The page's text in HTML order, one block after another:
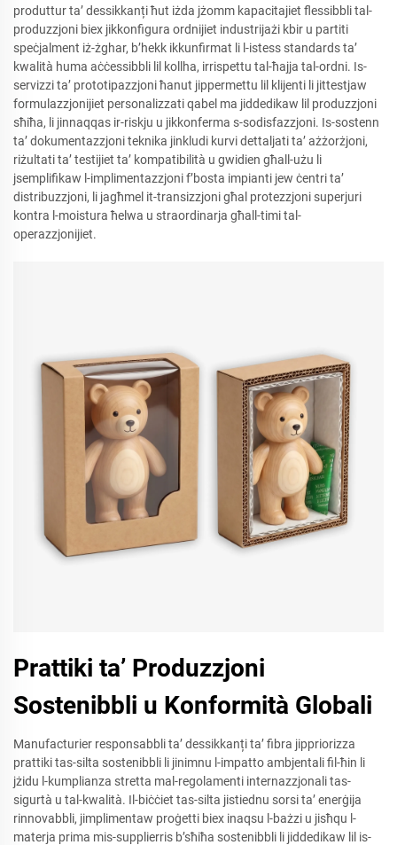
produttur ta’ dessikkanți ħut iżda jżomm kapacitajiet flessibbli tal-
produzzjoni biex jikkonfigura ordnijiet industrijażi kbir u partiti
speċjalment iż-żghar, b’hekk ikkunfirmat li l-istess standards ta’
kwalità huma aċċessibbli lil kollha, irrispettu tal-ħajja tal-ordni. Is-
servizzi ta’ prototipazzjoni ħanut jippermettu lil klijenti li jittestjaw
formulazzjonijiet personalizzati qabel ma jiddedikaw lil produzzjoni
sħiħa, li jinnaqqas ir-riskju u jikkonferma s-sodisfazzjoni. Is-sostenn
ta’ dokumentazzjoni teknika jinkludi kurvi dettaljati ta’ ażżorżjoni,
riżultati ta’ testijiet ta’ kompatibilità u gwidien għall-użu li
jsemplifikaw l-implimentazzjoni f’bosta impianti jew ċentri ta’
distribuzzjoni, li jagħmel it-transizzjoni għal protezzjoni superjuri
kontra l-moistura ħelwa u straordinarja għall-timi tal-
operazzjonijiet.
Prattiki ta’ Produzzjoni
Sostenibbli u Konformità Globali
Manufacturier responsabbli ta’ dessikkanți ta’ fibra jippriorizza
prattiki tas-silta sostenibbli li jinimnu l-impatto ambjentali fil-ħin li
jżidu l-kumplianza stretta mal-regolamenti internazzjonali tas-
sigurtà u tal-kwalità. Il-biċċiet tas-silta jistiednu sorsi ta’ enerġija
rinnovabbli, jimplimentaw proġetti biex inaqsu l-bażzi u jisħqu l-
materja prima mis-supplierris b’sħiħa sostenibbli li jiddedikaw lil is-